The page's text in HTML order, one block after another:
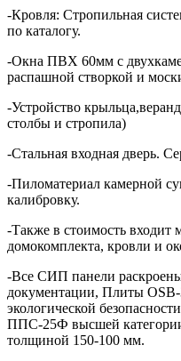
-Кровля: Стропильная
по каталогу.
-Окна ПВХ 60мм с
распашной створкой и
-Устройство
столбы и стропила)
-Стальная входная дверь.
-Пиломатериал камерной
калибровку.
-Также в стоимость входит
домокомплекта, кровли и
-Все СИП панели
документации, Плиты
экологической
ППС-25Ф высшей
толщиной 150-100 мм.